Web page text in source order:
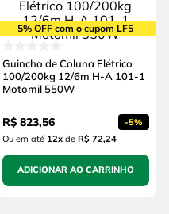
5% OFF com o cupom LF5
Guincho de Coluna Elétrico
100/200kg 12/6m H-A 101-1
Motomil 550W
R$ 823,56 -5%
Ou em até 12xde R$ 72,24
ADICIONAR AO CARRINHO